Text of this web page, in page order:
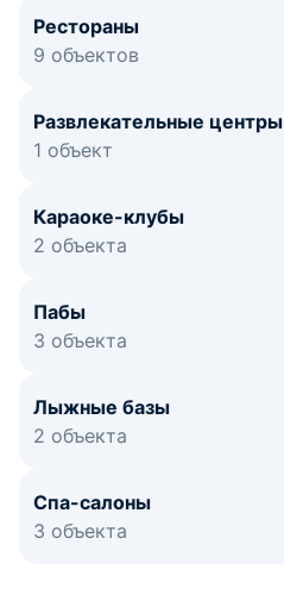
Рестораны
9 объектов
Развлекательные центры
1 объект
Караоке-клубы
2 объекта
Пабы
3 объекта
Лыжные базы
2 объекта
Спа-салоны
3 объекта